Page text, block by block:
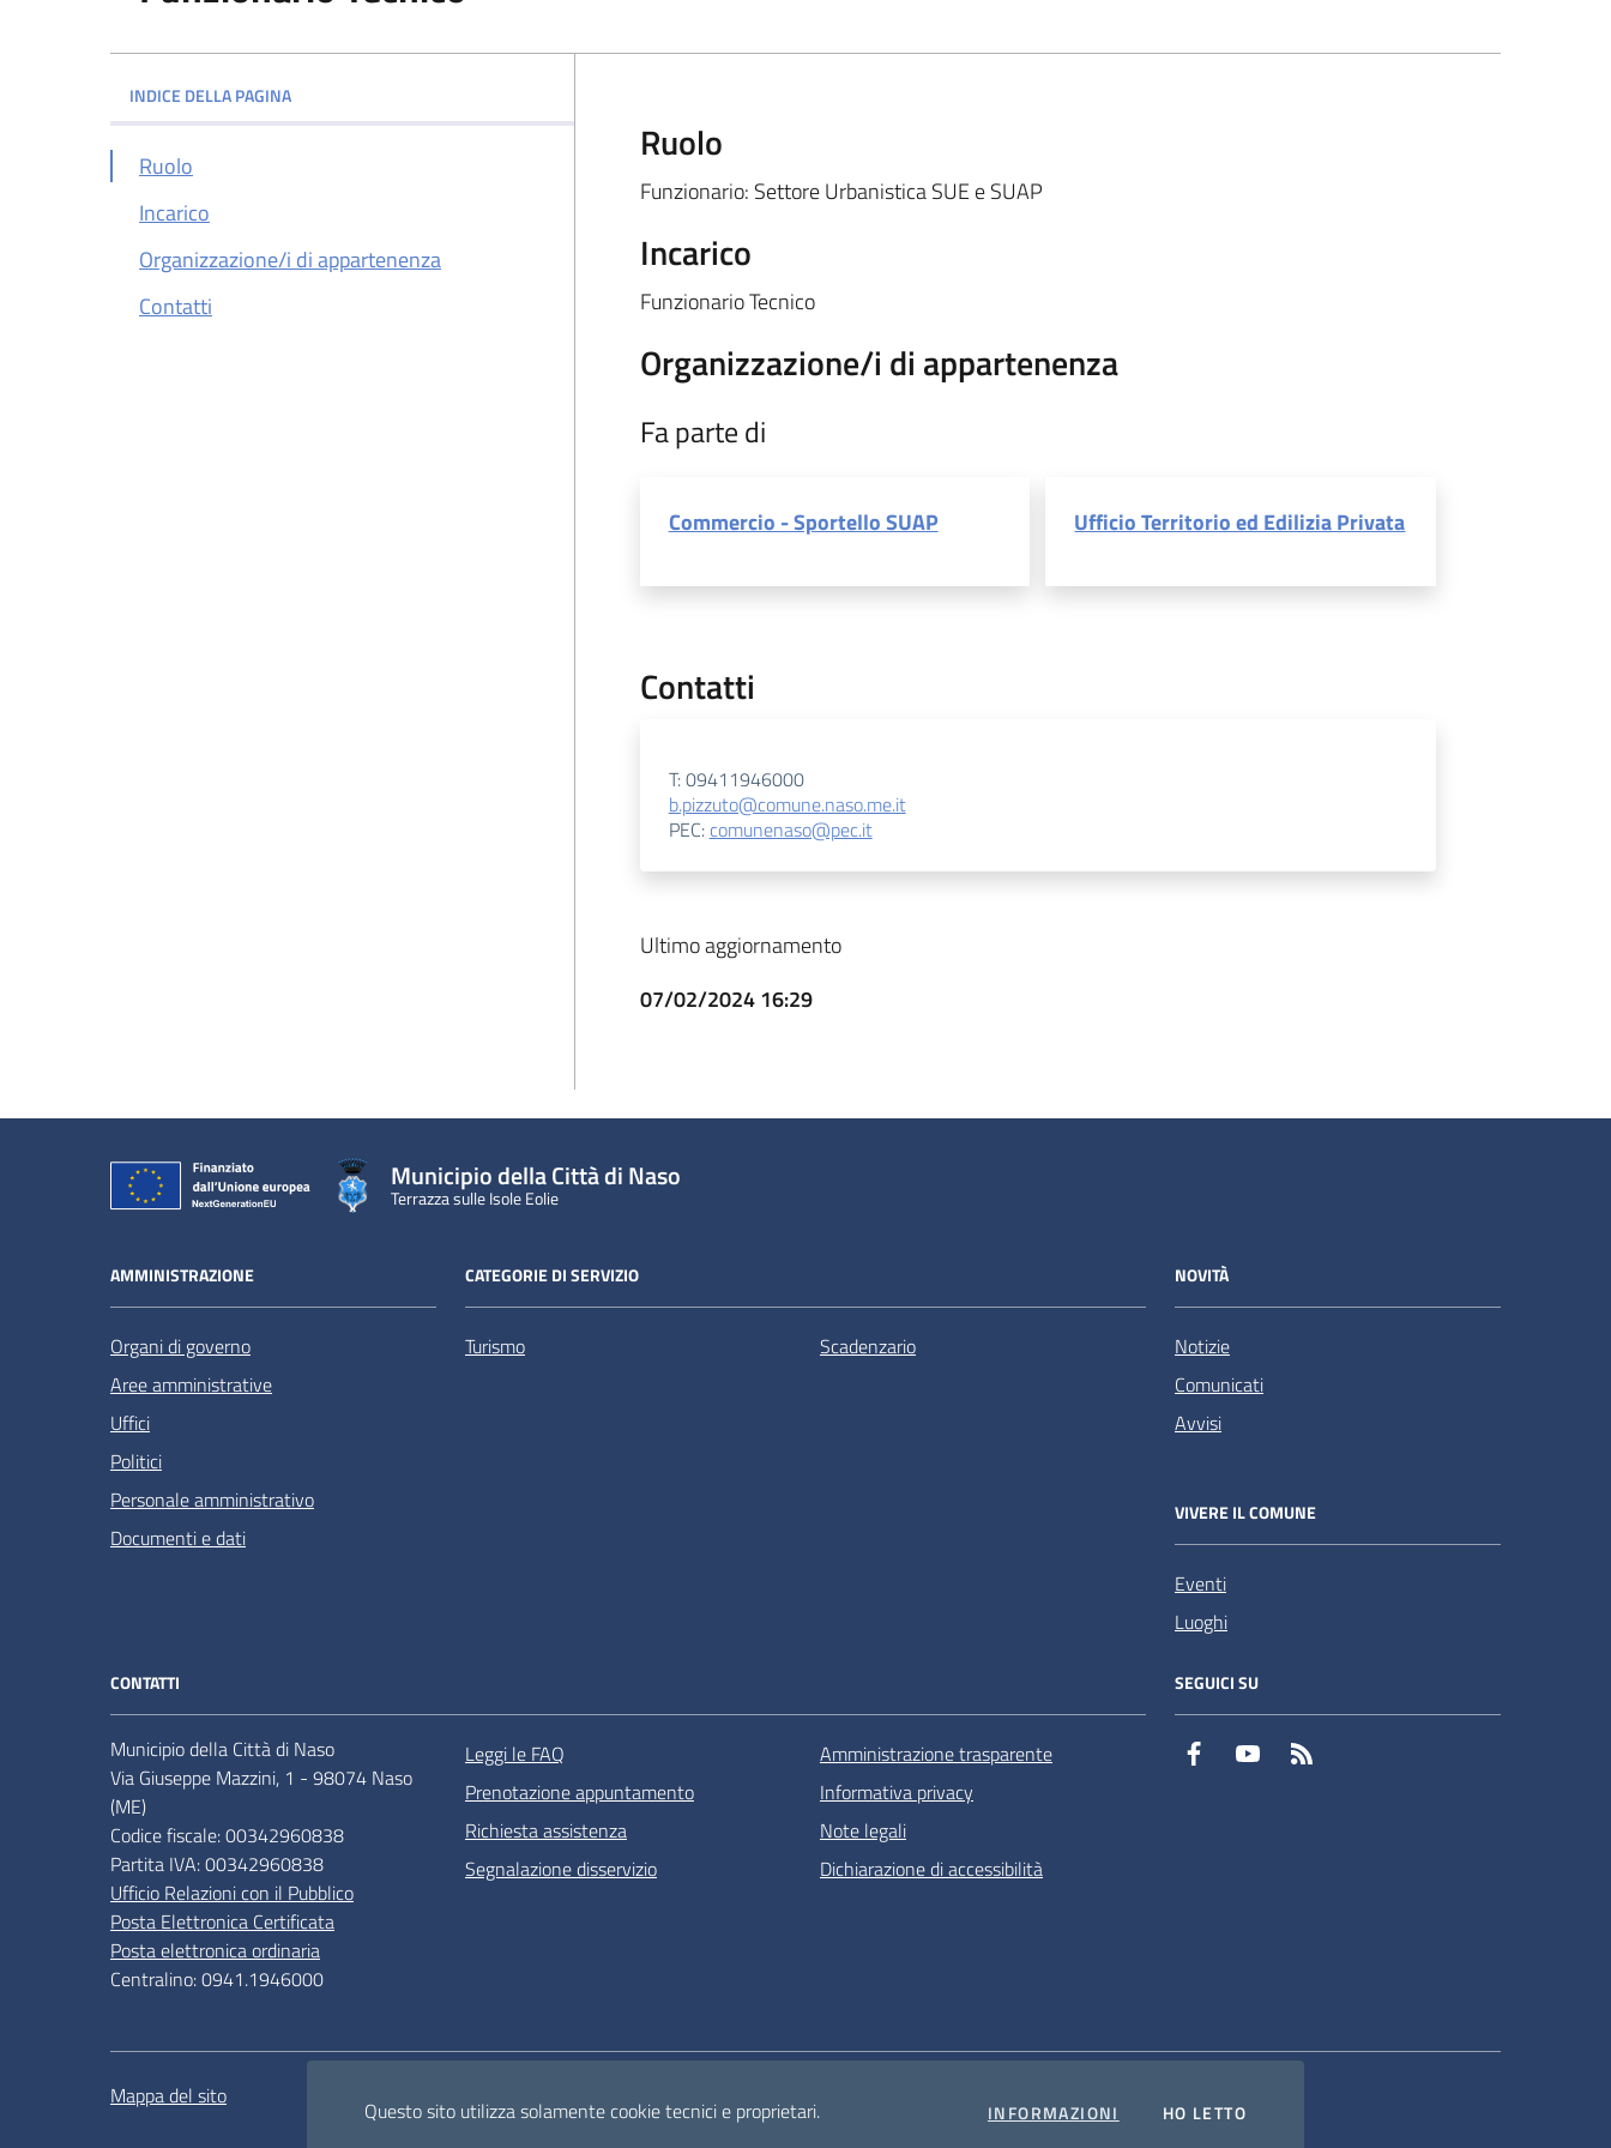
INDICE DELLA PAGINA
Ruolo
Incarico
Organizzazione/i di appartenenza
Contatti
Ruolo
Funzionario: Settore Urbanistica SUE e SUAP
Incarico
Funzionario Tecnico
Organizzazione/i di appartenenza
Fa parte di
Commercio - Sportello SUAP Ufficio Territorio ed Edilizia Privata
Contatti
T: 09411946000
b.pizzuto@comune.naso.me.it
PEC: comunenaso@pec.it
Ultimo aggiornamento
07/02/2024 16:29
Municipio della Città di Naso
Terrazza sulle Isole Eolie
AMMINISTRAZIONE
Organi di governo
Aree amministrative
Uffici
Politici
Personale amministrativo
Documenti e dati
CATEGORIE DI SERVIZIO
Turismo Scadenzario
NOVITÀ
Notizie
Comunicati
Avvisi
VIVERE IL COMUNE
Eventi
Luoghi
CONTATTI
Municipio della Città di Naso
Via Giuseppe Mazzini, 1 - 98074 Naso
(ME)
Codice fiscale: 00342960838
Partita IVA: 00342960838
Ufficio Relazioni con il Pubblico
Posta Elettronica Certificata
Posta elettronica ordinaria
Centralino: 0941.1946000
Leggi le FAQ
Prenotazione appuntamento
Richiesta assistenza
Segnalazione disservizio
Amministrazione trasparente
Informativa privacy
Note legali
Dichiarazione di accessibilità
SEGUICI SU
Facebook YouTube
Mappa del sito
Questo sito utilizza solamente cookie tecnici e proprietari. INFORMAZIONI COOKIESHO LETTOL'INFORMATIVA